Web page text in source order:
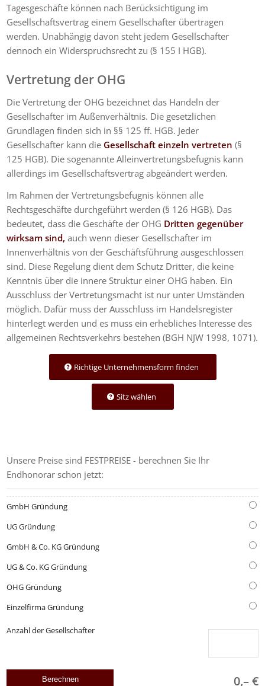
Tagesgeschäfte können nach Berücksichtigung im
Gesellschaftsvertrag einem Gesellschafter übertragen
werden. Unabhängig davon steht jedem Gesellschafter
dennoch ein Widerspruchsrecht zu (§ 155 I HGB).
Vertretung der OHG
Die Vertretung der OHG bezeichnet das Handeln der
Gesellschafter im Außenverhältnis. Die gesetzlichen
Grundlagen finden sich in §§ 125 ff. HGB. Jeder
Gesellschafter kann die Gesellschaft einzeln vertreten (§
125 HGB). Die sogenannte Alleinvertretungsbefugnis kann
allerdings im Gesellschaftsvertrag abgeändert werden.
Im Rahmen der Vertretungsbefugnis können alle
Rechtsgeschäfte durchgeführt werden (§ 126 HGB). Das
bedeutet, dass die Geschäfte der OHG Dritten gegenüber
wirksam sind, auch wenn dieser Gesellschafter im
Innenverhältnis von der Geschäftsführung ausgeschlossen
sind. Diese Regelung dient dem Schutz Dritter, die keine
Kenntnis über die innere Struktur einer OHG haben. Ein
Ausschluss der Vertretungsmacht ist nur unter Umständen
möglich. Dafür muss der Ausschluss im Handelsregister
hinterlegt werden und es muss ein erhebliches Interesse des
allgemeinen Rechtsverkehrs bestehen (BGH NJW 1998, 1071).
Richtige Unternehmensform finden
Sitz wählen
Unsere Preise sind FESTPREISE - berechnen Sie Ihr
Endhonorar schon jetzt:
GmbH Gründung
UG Gründung
GmbH & Co. KG Gründung
UG & Co. KG Gründung
OHG Gründung
Einzelfirma Gründung
Anzahl der Gesellschafter
0,– €